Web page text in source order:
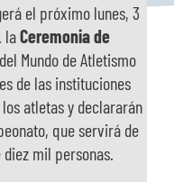
EVENTOS DEL
DE ATLETISMO
el próximo lunes, 3
laCeremonia de
Mundo de Atletismo
de las instituciones
atletas y declararán
que servirá de
mil personas.